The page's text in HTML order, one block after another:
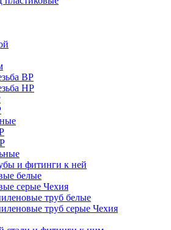
ВР
НР
и фитинги к ней
белые
серые Чехия
труб белые
труб серые Чехия